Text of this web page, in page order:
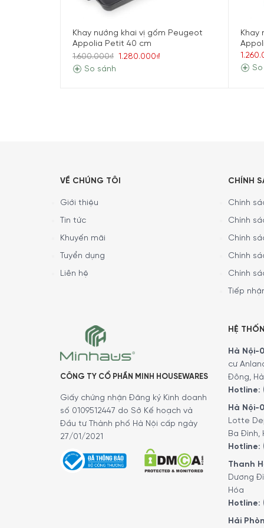
Chất liệu:Gốm cao cấp không chứa kim loại
Giới hạn chịu nhiệt:-20°C đến 250°C
Tiện ích:
Dung tích: 0,65 L
Dài 20 cm (cả tay cầm) x Rộng 11
Khay nướng khai vị gốm Peugeot
Appolia Petit 40 cm
1.600.000₫ 1.280.000₫
So sánh
Khay
VỀ CHÚNG TÔI
Giới thiệu
Tin tức
Khuyến mãi
Tuyển dụng
Liên hệ
CHÍNH
Chính
Chính
Chính
Chính
Chính
Tiếp
CÔNG TY CỔ PHẦN MINH HOUSEWARES
Giấy chứng nhận Đăng ký Kinh doanh
số 0109512447 do Sở Kế hoạch và
Đầu tư Thành phố Hà Nội cấp ngày
27/01/2021
HỆ
Hà Nội-
cư
Đông,
Hotline:
Hà Nội-
Lotte
Ba Đình,
Hotline:
Thanh
Dương
Hóa
Hotline:
Hải